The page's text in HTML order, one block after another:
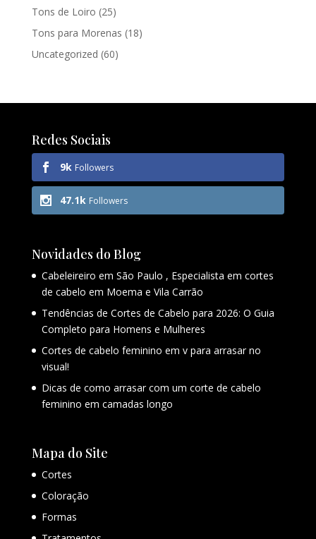
Tons de Loiro (25)
Tons para Morenas (18)
Uncategorized (60)
Redes Sociais
9k Followers
47.1k Followers
Novidades do Blog
Cabeleireiro em São Paulo , Especialista em cortes
de cabelo em Moema e Vila Carrão
Tendências de Cortes de Cabelo para 2026: O Guia
Completo para Homens e Mulheres
Cortes de cabelo feminino em v para arrasar no
visual!
Dicas de como arrasar com um corte de cabelo
feminino em camadas longo
Mapa do Site
Cortes
Coloração
Formas